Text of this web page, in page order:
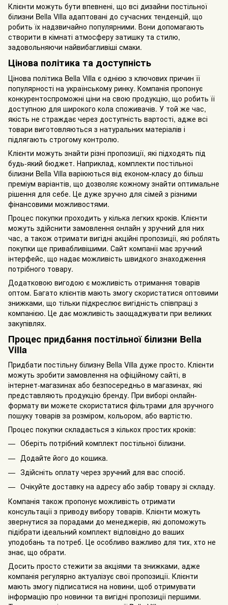
Клієнти можуть бути впевнені, що всі дизайни постільної
білизни Bella Villa адаптовані до сучасних тенденцій, що
робить їх надзвичайно популярними. Вони допомагають
створити в кімнаті атмосферу затишку та стилю,
задовольняючи найвибагливіші смаки.
Цінова політика та доступність
Цінова політика Bella Villa є однією з ключових причин її
популярності на українському ринку. Компанія пропонує
конкурентоспроможні ціни на свою продукцію, що робить її
доступною для широкого кола споживачів. У той же час,
якість не страждає через доступність вартості, адже всі
товари виготовляються з натуральних матеріалів і
підлягають строгому контролю.
Клієнти можуть знайти різні пропозиції, які підходять під
будь-який бюджет. Наприклад, комплекти постільної
білизни Bella Villa варіюються від економ-класу до більш
преміум варіантів, що дозволяє кожному знайти оптимальне
рішення для себе. Це дуже зручно для сімей з різними
фінансовими можливостями.
Процес покупки проходить у кілька легких кроків. Клієнти
можуть здійснити замовлення онлайн у зручний для них
час, а також отримати вигідні акційні пропозиції, які роблять
покупки ще привабливішими. Сайт компанії має зручний
інтерфейс, що надає можливість швидкого знаходження
потрібного товару.
Додатковою вигодою є можливість отримання товарів
оптом. Багато клієнтів мають змогу скористатися оптовими
знижками, що тільки підкреслює вигідність співпраці з
компанією. Це дає можливість заощаджувати при великих
закупівлях.
Процес придбання постільної білизни Bella
Villa
Придбати постільну білизну Bella Villa дуже просто. Клієнти
можуть зробити замовлення на офіційному сайті, в
інтернет-магазинах або безпосередньо в магазинах, які
представляють продукцію бренду. При виборі онлайн-
формату ви можете скористатися фільтрами для зручного
пошуку товарів за розміром, кольором, або вартістю.
Процес покупки складається з кількох простих кроків:
Оберіть потрібний комплект постільної білизни.
Додайте його до кошика.
Здійсніть оплату через зручний для вас спосіб.
Очікуйте доставку на адресу або забір товару зі складу.
Компанія також пропонує можливість отримати
консультації з приводу вибору товарів. Клієнти можуть
звернутися за порадами до менеджерів, які допоможуть
підібрати ідеальний комплект відповідно до ваших
уподобань та потреб. Це особливо важливо для тих, хто не
знає, що обрати.
Досить просто стежити за акціями та знижками, адже
компанія регулярно актуалізує свої пропозиції. Клієнти
мають змогу підписатися на новини, щоб отримувати
інформацію про новинки та вигідні пропозиції першими.